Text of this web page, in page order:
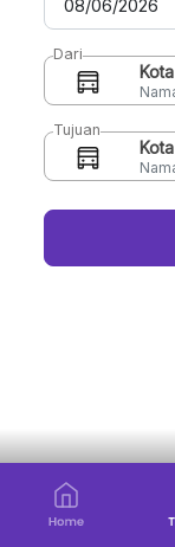
Dari
Tujuan